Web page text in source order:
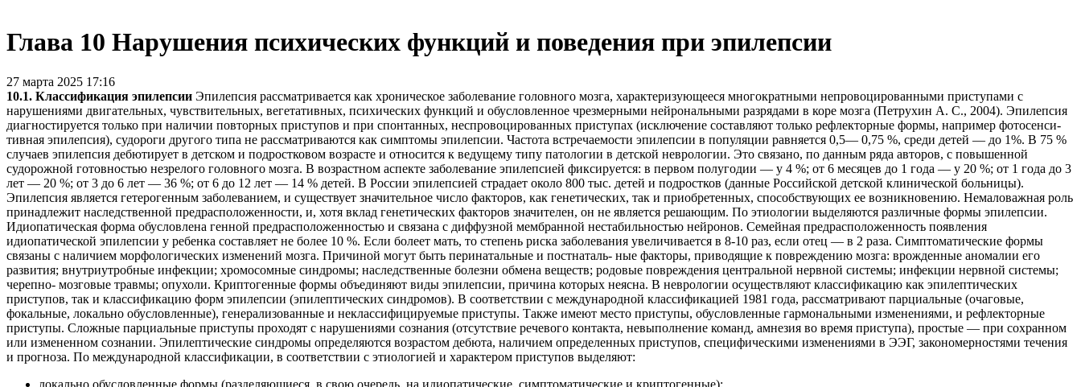
Глава 10 Нарушения психических функций и поведения при эпилепсии
27 марта 2025 17:16
10.1. Классификация эпилепсии Эпилепсия рассматривается как хроническое заболевание головного мозга, характеризующееся многократными непровоцированными при­ступами с
нарушениями двигательных, чувствительных, вегетатив­ных, психических функций и обусловленное чрезмерными нейрональными разрядами в коре мозга (Петрухин А. С., 2004). Эпилепсия
диагностируется только при наличии повторных при­ступов и при спонтанных, неспровоцированных приступах (исключе­ние составляют только рефлекторные формы, например фотосенси­
тивная эпилепсия), судороги другого типа не рассматриваются как симптомы эпилепсии. Частота встречаемости эпилепсии в популяции равняется 0,5— 0,75 %, среди детей — до 1%. В 75 %
случаев эпилепсия дебютирует в детском и подростковом воз­расте и относится к ведущему типу патологии в детской неврологии. Это связано, по данным ряда авторов, с повышенной
судорожной готов­ностью незрелого головного мозга. В возрастном аспекте заболевание эпилепсией фиксируется: в первом полугодии — у 4 %; от 6 месяцев до 1 года — у 20 %; от 1 года до 3
лет — 20 %; от 3 до 6 лет — 36 %; от 6 до 12 лет — 14 % детей. В России эпилепсией страдает около 800 тыс. детей и подростков (данные Российской детской клинической больницы).
Эпилепсия является гетерогенным заболеванием, и существует зна­чительное число факторов, как генетических, так и приобретенных, способствующих ее возникновению. Немаловажная роль
принадле­жит наследственной предрасположенности, и, хотя вклад генетичес­ких факторов значителен, он не является решающим. По этиологии выделяются различные формы эпилепсии.
Идиопатическая форма обусловлена генной предрасположеннос­тью и связана с диффузной мембранной нестабильностью нейронов. Семейная предрасположенность появления
идиопатической эпилеп­сии у ребенка составляет не более 10 %. Если болеет мать, то степень риска заболевания увеличивается в 8-10 раз, если отец — в 2 раза. Симптоматические формы
связаны с наличием морфологических изменений мозга. Причиной могут быть перинатальные и постнаталь- ные факторы, приводящие к повреждению мозга: врожденные анома­лии его
развития; внутриутробные инфекции; хромосомные синдро­мы; наследственные болезни обмена веществ; родовые повреждения центральной нервной системы; инфекции нервной системы;
черепно- мозговые травмы; опухоли. Криптогенные формы объединяют виды эпилепсии, причина кото­рых неясна. В неврологии осуществляют классификацию как эпилептических
приступов, так и классификацию форм эпилепсии (эпилептических синдромов). В соответствии с международной классификацией 1981 года, рас­сматривают парциальные (очаговые,
фокальные, локально обусловлен­ные), генерализованные и неклассифицируемые приступы. Также имеют место приступы, обусловленные гармональными изменениями, и рефлекторные
приступы. Сложные парциальные приступы проходят с нарушениями сознания (отсутствие речевого контакта, невыполнение команд, амнезия во вре­мя приступа), простые — при сохранном
или измененном сознании. Эпилептические синдромы определяются возрастом дебюта, наличи­ем определенных приступов, специфическими изменениями в ЭЭГ, за­кономерностями течения
и прогноза. По международной классифика­ции, в соответствии с этиологией и характером приступов выделяют:
локально обусловленные формы (разделяющиеся, в свою очередь, на идиопатические, симптоматические и криптогенные);